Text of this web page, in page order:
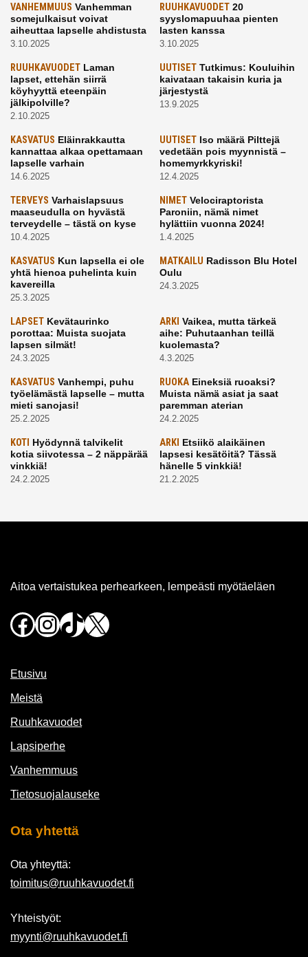
VANHEMMUUS Vanhemman
somejulkaisut voivat
aiheuttaa lapselle ahdistusta
3.10.2025
RUUHKAVUODET20
syyslomapuuhaa pienten
lasten kanssa
3.10.2025
RUUHKAVUODET Laman
lapset, ettehän siirrä
köyhyyttä eteenpäin
jälkipolville?
2.10.2025
UUTISETTutkimus: Kouluihin
kaivataan takaisin kuria ja
järjestystä
13.9.2025
KASVATUS Eläinrakkautta
kannattaa alkaa opettamaan
lapselle varhain
14.6.2025
UUTISETIso määrä Pilttejä
vedetään pois myynnistä –
homemyrkkyriski!
12.4.2025
TERVEYS Varhaislapsuus
maaseudulla on hyvästä
terveydelle – tästä on kyse
10.4.2025
NIMETVelociraptorista
Paroniin, nämä nimet
hylättiin vuonna 2024!
1.4.2025
KASVATUS Kun lapsella ei ole
yhtä hienoa puhelinta kuin
kavereilla
25.3.2025
MATKAILU Radisson Blu Hotel
Oulu
24.3.2025
LAPSET Kevätaurinko
porottaa: Muista suojata
lapsen silmät!
24.3.2025
ARKI Vaikea, mutta tärkeä
aihe: Puhutaanhan teillä
kuolemasta?
4.3.2025
KASVATUS Vanhempi, puhu
työelämästä lapselle – mutta
mieti sanojasi!
25.2.2025
RUOKAEineksiä ruoaksi?
Muista nämä asiat ja saat
paremman aterian
24.2.2025
KOTI Hyödynnä talvikelit
kotia siivotessa – 2 näppärää
vinkkiä!
24.2.2025
ARKI Etsiikö alaikäinen
lapsesi kesätöitä? Tässä
hänelle 5 vinkkiä!
21.2.2025
Aitoa vertaistukea perhearkeen, lempeästi myötäeläen
Facebook
Instagram
TikTok
X
Etusivu
Meistä
Ruuhkavuodet
Lapsiperhe
Vanhemmuus
Tietosuojalauseke
Ota yhtettä
Ota yhteyttä:
toimitus@ruuhkavuodet.fi
Yhteistyöt:
myynti@ruuhkavuodet.fi